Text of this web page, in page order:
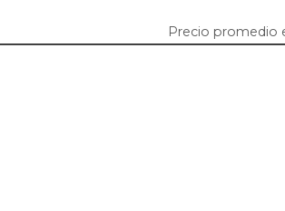
Precio promedio